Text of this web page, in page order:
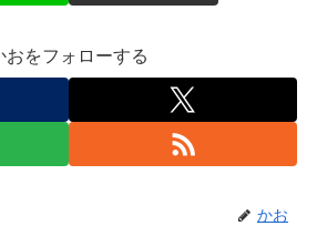
おをフォローする
かお